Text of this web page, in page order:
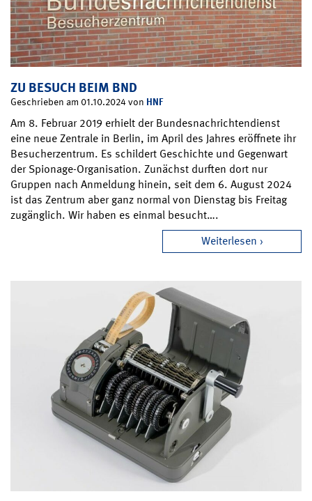
ZU BESUCH BEIM BND
Geschrieben am 01.10.2024 von HNF
Am 8. Februar 2019 erhielt der Bundesnachrichtendienst
eine neue Zentrale in Berlin, im April des Jahres eröffnete ihr
Besucherzentrum. Es schildert Geschichte und Gegenwart
der Spionage-Organisation. Zunächst durften dort nur
Gruppen nach Anmeldung hinein, seit dem 6. August 2024
ist das Zentrum aber ganz normal von Dienstag bis Freitag
zugänglich. Wir haben es einmal besucht….
Weiterlesen